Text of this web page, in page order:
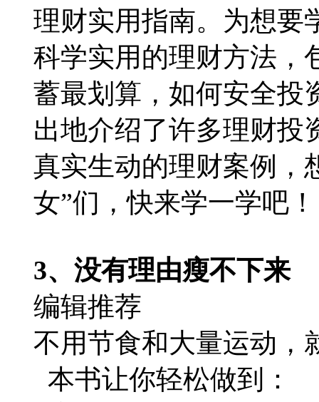
理财实用指南。为想要
科学实用的理财方法，
蓄最划算，如何安全投
出地介绍了许多理财投
真实生动的理财案例，
女”们，快来学一学吧！
3、没有理由瘦不下来
编辑推荐
不用节食和大量运动，
本书让你轻松做到：